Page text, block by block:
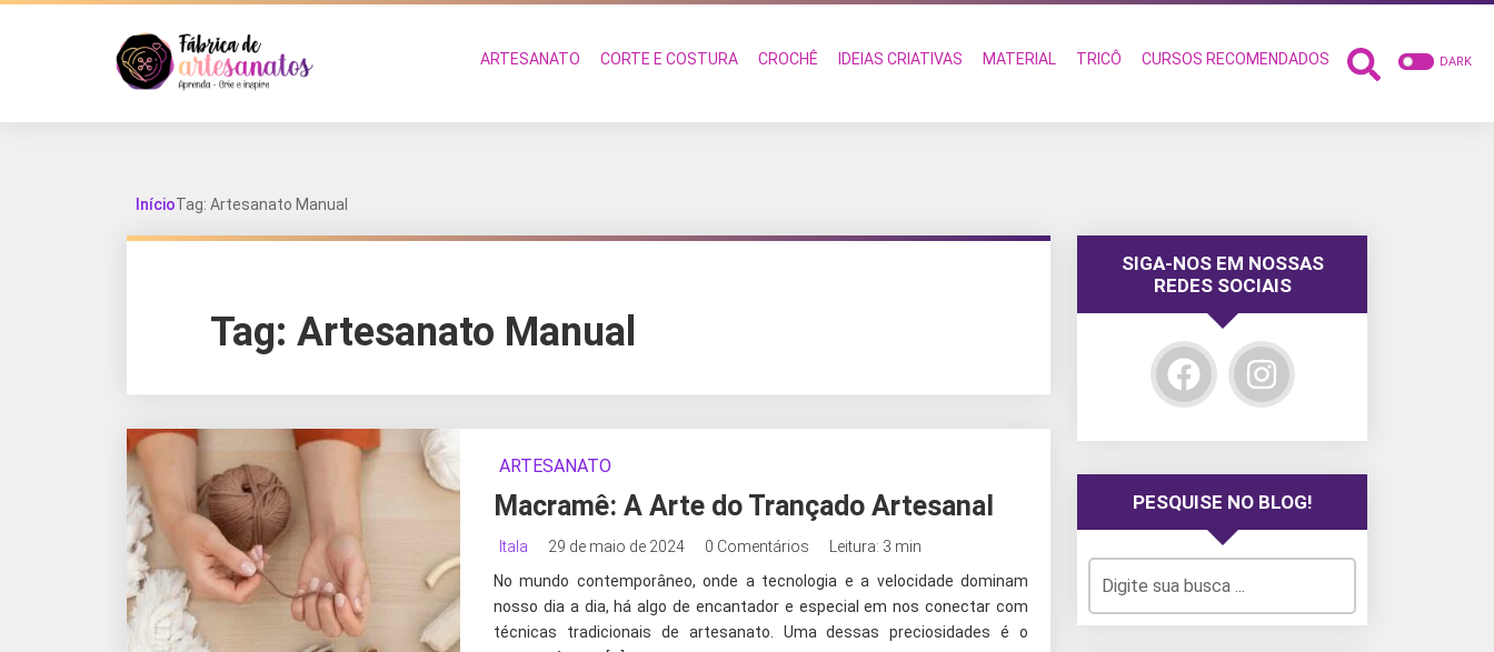
ARTESANATO CORTE E COSTURA CROCHÊ IDEIAS CRIATIVAS MATERIAL TRICÔ CURSOS RECOMENDADOS DARK
InícioTag: Artesanato Manual
Tag: Artesanato Manual
ARTESANATO
Macramê: A Arte do Trançado Artesanal
Itala 29 de maio de 2024 0 Comentários
Leitura: 3 min
No mundo contemporâneo, onde a tecnologia e a velocidade dominam
nosso dia a dia, há algo de encantador e especial em nos conectar com
técnicas tradicionais de artesanato. Uma dessas preciosidades é o
SIGA-NOS EM NOSSAS
REDES SOCIAIS
PESQUISE NO BLOG!